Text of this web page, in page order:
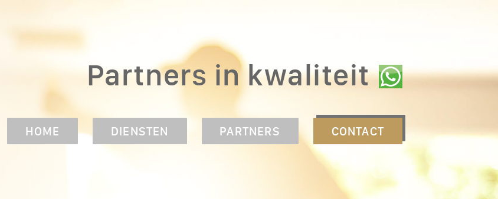
Partners in kwaliteit
HOME DIENSTEN PARTNERS CONTACT